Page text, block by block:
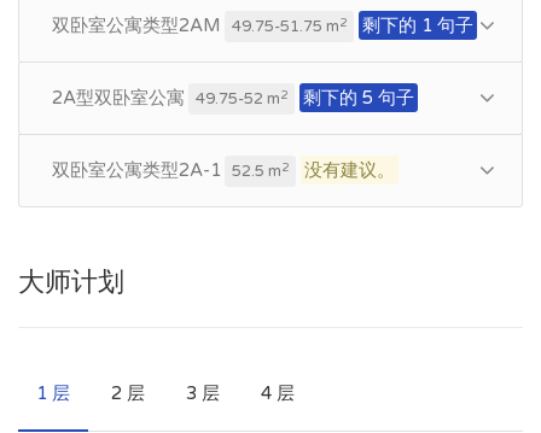
双卧室公寓类型2AM 49.75-51.75 m2 剩下的 1 句子
2A型双卧室公寓 49.75-52 m2 剩下的 5 句子
双卧室公寓类型2A-1 52.5 m2 没有建议。
大师计划
1 层 2 层 3 层 4 层